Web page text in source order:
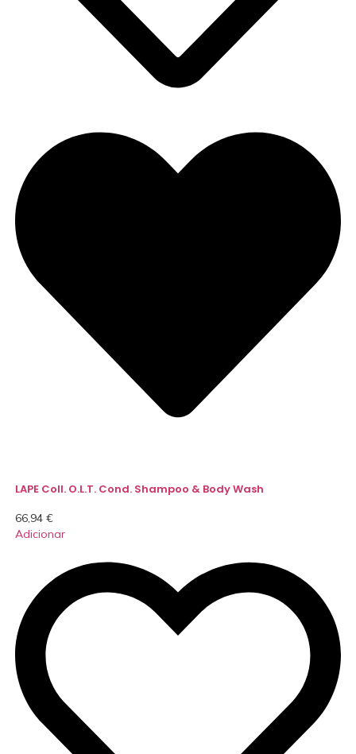
LAPE Coll. O.L.T. Cond. Shampoo & Body Wash
66,94 €
Adicionar